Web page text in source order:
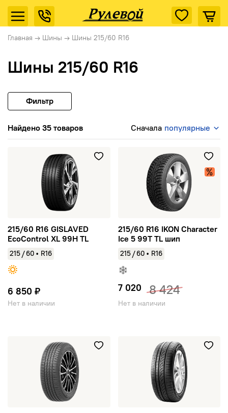
Главная → Шины → Шины 215/60 R16
Шины 215/60 R16
Фильтр
Найдено 35 товаров Сначала популярные
215/60 R16 GISLAVED EcoControl XL 99H TL
215/60 R16 GISLAVED
EcoControl XL 99H TL
215/60 • R16
6 850 ₽
Нет в наличии
215/60 R16 IKON Character
215/60 R16 IKON Character
Ice 5 99T TL шип
215 / 60 • R16
7 020 8 424
Нет в наличии
215/60 R16 BARS SOLARFLEXX 95V TL215/60 R16 FORMULA